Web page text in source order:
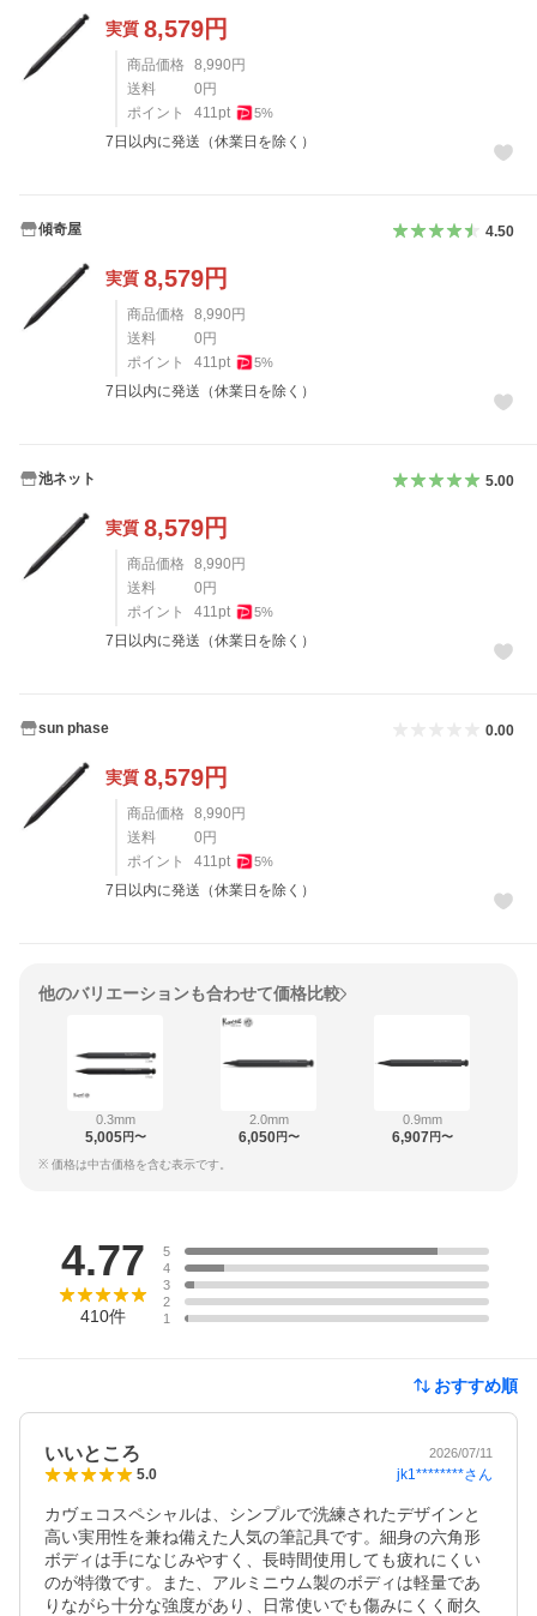
実質 8,579円
商品価格 8,990円
送料
0円
ポイント
411 pt 5%
7日以内に発送（休業日を除く）
傾奇屋 4.50
実質 8,579円
商品価格 8,990円
送料
0円
ポイント
411 pt 5%
7日以内に発送（休業日を除く）
池ネット 5.00
実質 8,579円
商品価格 8,990円
送料
0円
ポイント
411 pt 5%
7日以内に発送（休業日を除く）
sun phase 0.00
実質 8,579円
商品価格 8,990円
送料
0円
ポイント
411 pt 5%
7日以内に発送（休業日を除く）
他のバリエーションも合わせて価格比較
0.3mm
5,005円〜
2.0mm
6,050円〜
0.9mm
6,907円〜
※ 価格は中古価格を含む表示です。
4.77
410件
5
4
3
2
1
おすすめ順
いいところ 2026/07/11
5.0 jk1********さん
カヴェコスペシャルは、シンプルで洗練されたデザインと
高い実用性を兼ね備えた人気の筆記具です。細身の六角形
ボディは手になじみやすく、長時間使用しても疲れにくい
のが特徴です。また、アルミニウム製のボディは軽量であ
りながら十分な強度があり、日常使いでも傷みにくく耐久